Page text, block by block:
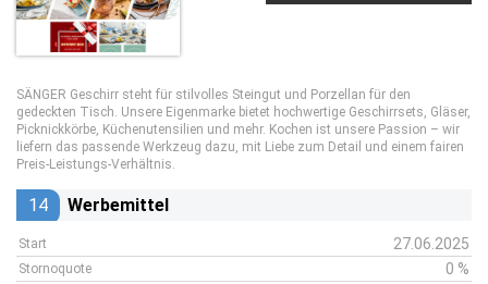
SÄNGER Geschirr steht für stilvolles Steingut und Porzellan für den
gedeckten Tisch. Unsere Eigenmarke bietet hochwertige Geschirrsets, Gläser,
Picknickkörbe, Küchenutensilien und mehr. Kochen ist unsere Passion – wir
liefern das passende Werkzeug dazu, mit Liebe zum Detail und einem fairen
Preis-Leistungs-Verhältnis.
14 Werbemittel
Start 27.06.2025
Stornoquote 0 %